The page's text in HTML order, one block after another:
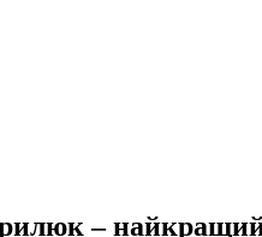
– найкращий